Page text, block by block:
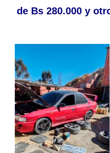
de Bs 280.000 y